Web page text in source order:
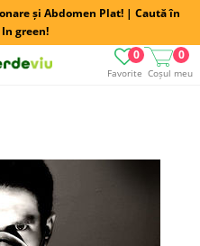
și Abdomen Plat! | Caută în
green!
Favorite
0
Coșul meu
0